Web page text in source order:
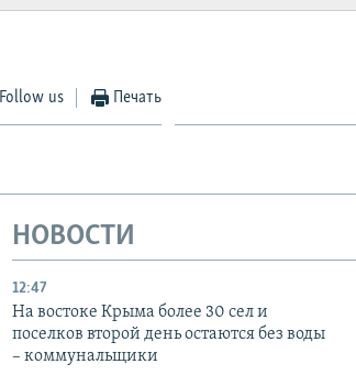
Follow us Печать
НОВОСТИ
12:47
На востоке Крыма более 30 сел и
поселков второй день остаются без воды
– коммунальщики